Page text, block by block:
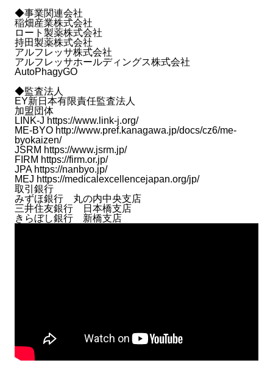
◆事業関連会社
稲畑産業株式会社
ロート製薬株式会社
持田製薬株式会社
アルフレッサ株式会社
アルフレッサホールディングス株式会社
AutoPhagyGO
◆監査法人
EY新日本有限責任監査法人
加盟団体
LINK-J https://www.link-j.org/
ME-BYO http://www.pref.kanagawa.jp/docs/cz6/me-
byokaizen/
JSRM https://www.jsrm.jp/
FIRM https://firm.or.jp/
JPA https://nanbyo.jp/
MEJ https://medicalexcellencejapan.org/jp/
取引銀行
みずほ銀行 丸の内中央支店
三井住友銀行 日本橋支店
きらぼし銀行 新橋支店